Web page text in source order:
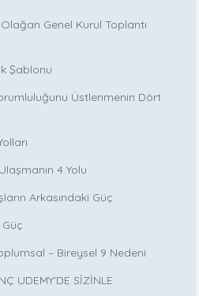
Genel Kurul Toplantı
Şablonu
Üstlenmenin Dört
4 Yolu
Arkasındaki Güç
Güç
– Bireysel 9 Nedeni
UDEMY'DE SİZİNLE